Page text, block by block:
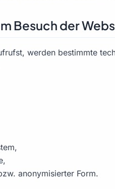
Besuch der
werden bestimmte
anonymisierter Form.